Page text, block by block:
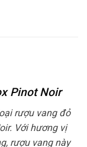
Pinot Noir
rượu vang đỏ
Với hương vị
rượu vang này